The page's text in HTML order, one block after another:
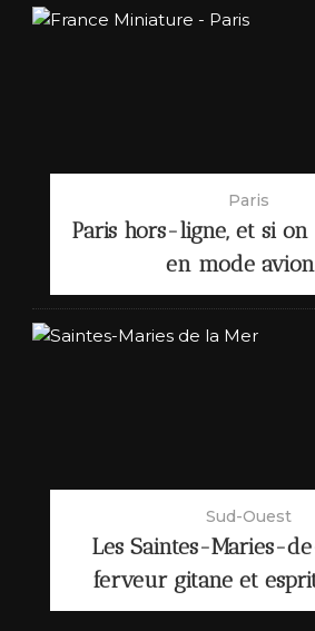
Paris
Paris hors-ligne, et si on
en mode
Sud-Ouest
Les Saintes-Maries-
ferveur gitane et